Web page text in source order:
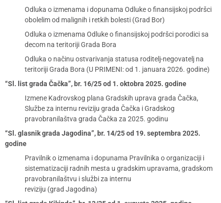
Odluka o izmenama i dopunama Odluke o finansijskoj podršci
obolelim od malignih i retkih bolesti (Grad Bor)
Odluka o izmenama Odluke o finansijskoj podršci porodici sa
decom na teritoriji Grada Bora
Odluka o načinu ostvarivanja statusa roditelj-negovatelj na
teritoriji Grada Bora (U PRIMENI: od 1. januara 2026. godine)
“Sl. list grada Čačka”, br. 16/25 od 1. oktobra 2025. godine
Izmene Kadrovskog plana Gradskih uprava grada Čačka,
Službe za internu reviziju grada Čačka i Gradskog
pravobranilaštva grada Čačka za 2025. godinu
“Sl. glasnik grada Jagodina”, br. 14/25 od 19. septembra 2025.
godine
Pravilnik o izmenama i dopunama Pravilnika o organizaciji i
sistematizaciji radnih mesta u gradskim upravama, gradskom
pravobranilaštvu i službi za internu
reviziju (grad Jagodina)